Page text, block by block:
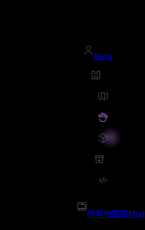
Beta
所有地图和Mod